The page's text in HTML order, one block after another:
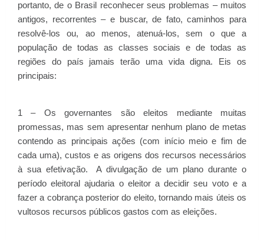
portanto, de o Brasil reconhecer seus problemas – muitos
antigos, recorrentes – e buscar, de fato, caminhos para
resolvê-los ou, ao menos, atenuá-los, sem o que a
população de todas as classes sociais e de todas as
regiões do país jamais terão uma vida digna. Eis os
principais:
1 – Os governantes são eleitos mediante muitas
promessas, mas sem apresentar nenhum plano de metas
contendo as principais ações (com início meio e fim de
cada uma), custos e as origens dos recursos necessários
à sua efetivação. A divulgação de um plano durante o
período eleitoral ajudaria o eleitor a decidir seu voto e a
fazer a cobrança posterior do eleito, tornando mais úteis os
vultosos recursos públicos gastos com as eleições.